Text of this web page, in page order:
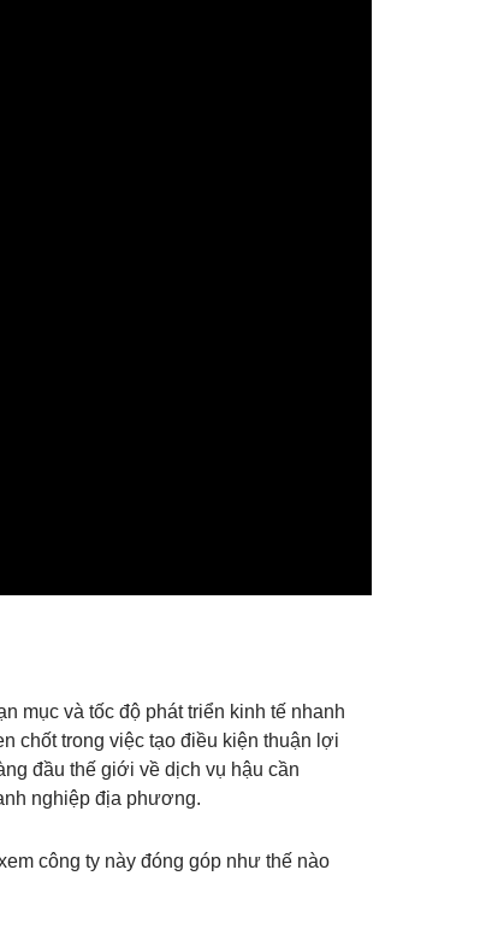
mục và tốc độ phát triển kinh tế nhanh
chốt trong việc tạo điều kiện thuận lợi
đầu thế giới về dịch vụ hậu cần
nghiệp địa phương.
công ty này đóng góp như thế nào